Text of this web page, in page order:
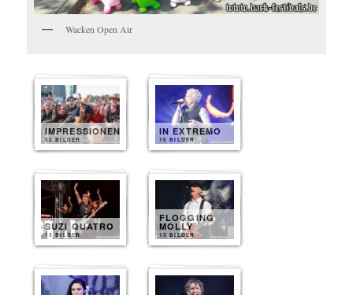
Wacken Open Air
IMPRESSIONEN
50 BILDER
IN EXTREMO
15 BILDER
SUZI QUATRO
13 BILDER
FLOGGING
MOLLY
13 BILDER